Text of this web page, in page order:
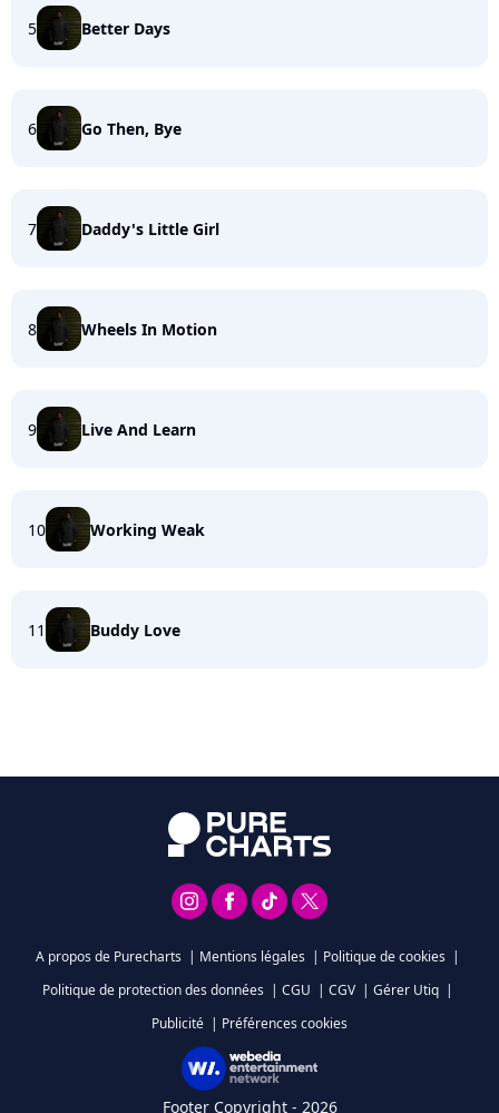
5 Better Days
6 Go Then, Bye
7 Daddy's Little Girl
8 Wheels In Motion
9 Live And Learn
10 Working Weak
11 Buddy Love
A propos de Purecharts | Mentions légales | Politique de cookies |
Politique de protection des données | CGU | CGV | Gérer Utiq |
Publicité | Préférences cookies
Footer Copyright - 2026